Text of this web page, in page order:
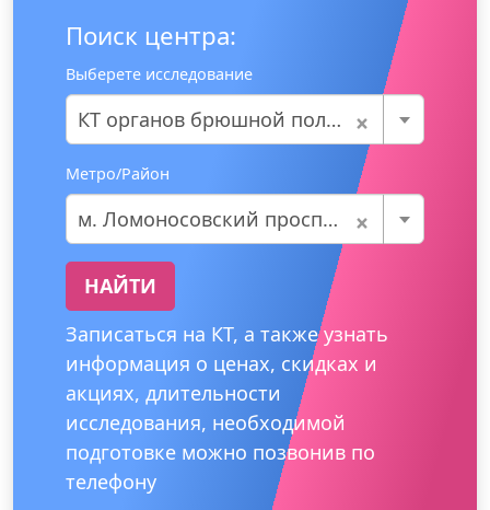
Поиск центра:
Выберете исследование
×
КТ органов брюшной полости
Метро/Район
×
м. Ломоносовский проспект
НАЙТИ
Записаться на КТ, а также узнать
информация о ценах, скидках и
акциях, длительности
исследования, необходимой
подготовке можно позвонив по
телефону